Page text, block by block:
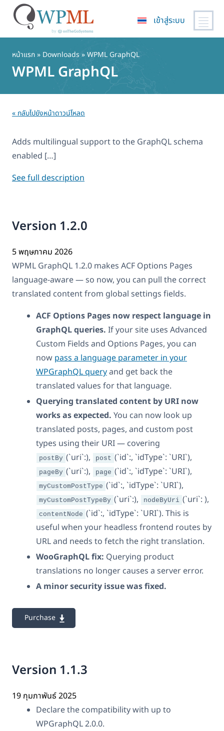
เนื้อหา
หลัก
เข้าสู่ระบบ
หน้าแรก» Downloads » WPML GraphQL
WPML GraphQL
« กลับไปยังหน้าดาวน์โหลด
Adds multilingual support to the GraphQL schema
enabled […]
See full description
Version 1.2.0
5 พฤษภาคม 2026
WPML GraphQL 1.2.0 makes ACF Options Pages
language-aware — so now, you can pull the correct
translated content from global settings fields.
ACF Options Pages now respect language in
GraphQL queries. If your site uses Advanced
Custom Fields and Options Pages, you can
now pass a language parameter in your
WPGraphQL queryand get back the
translated values for that language.
Querying translated content by URI now
works as expected. You can now look up
translated posts, pages, and custom post
types using their URI — covering
postBy (`uri`:), post (`id`:, `idType`: `URI`),
pageBy (`uri`:), page (`id`:, `idType`: `URI`),
myCustomPostType (`id`:, `idType`: `URI`),
myCustomPostTypeBy (`uri`:), nodeByUri (`uri`: ),
contentNode (`id`:, `idType`: `URI`). This is
useful when your headless frontend routes by
URL and needs to fetch the right translation.
WooGraphQL fix: Querying product
translations no longer causes a server error.
A minor security issue was fixed.
Purchase
Version 1.1.3
19 กุมภาพันธ์ 2025
Declare the compatibility with up to
WPGraphQL 2.0.0.